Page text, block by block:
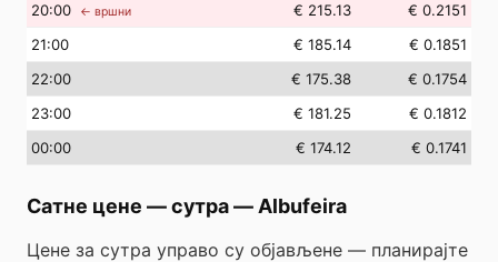
20:00 ← вршни € 215.13
€ 0.2151
21:00 € 185.14
€ 0.1851
22:00 € 175.38
€ 0.1754
23:00 € 181.25
€ 0.1812
00:00 € 174.12 € 0.1741
Сатне цене — сутра— Albufeira
Цене за сутра управо су објављене — планирајте